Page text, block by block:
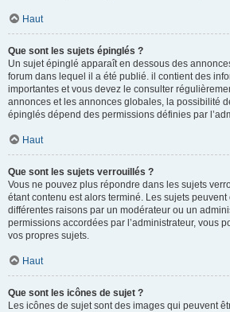
Haut
Que sont les sujets épinglés ?
Un sujet épinglé apparaît en dessous des
forum dans lequel il a été publié. il contient des
importantes et vous devez le consulter
annonces et les annonces globales, la possibilité
épinglés dépend des permissions définies par
Haut
Que sont les sujets verrouillés ?
Vous ne pouvez plus répondre dans les sujets
étant contenu est alors terminé. Les sujets
différentes raisons par un modérateur ou un
permissions accordées par l’administrateur, vous
vos propres sujets.
Haut
Que sont les icônes de sujet ?
Les icônes de sujet sont des images qui peuvent